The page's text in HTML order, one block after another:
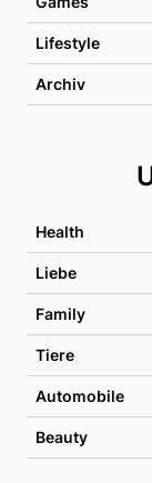
Lifestyle
Archiv
Health
Liebe
Family
Tiere
Automobile
Beauty